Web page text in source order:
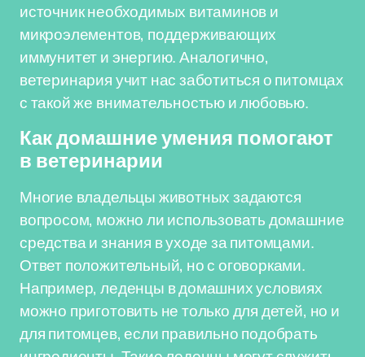
источник необходимых витаминов и
микроэлементов, поддерживающих
иммунитет и энергию. Аналогично,
ветеринария учит нас заботиться о питомцах
с такой же внимательностью и любовью.
Как домашние умения помогают
в ветеринарии
Многие владельцы животных задаются
вопросом, можно ли использовать домашние
средства и знания в уходе за питомцами.
Ответ положительный, но с оговорками.
Например, леденцы в домашних условиях
можно приготовить не только для детей, но и
для питомцев, если правильно подобрать